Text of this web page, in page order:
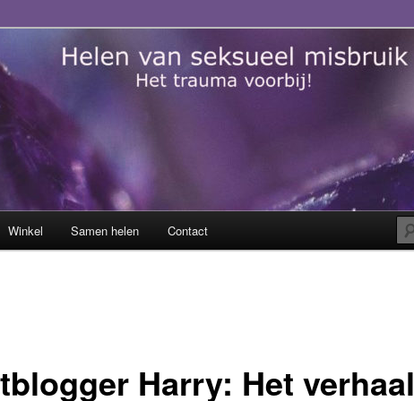
misbruik
Winkel Samen helen Contact
Harry: Het verhaal